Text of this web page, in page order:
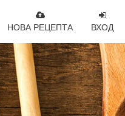
НОВА РЕЦЕПТА ВХОД